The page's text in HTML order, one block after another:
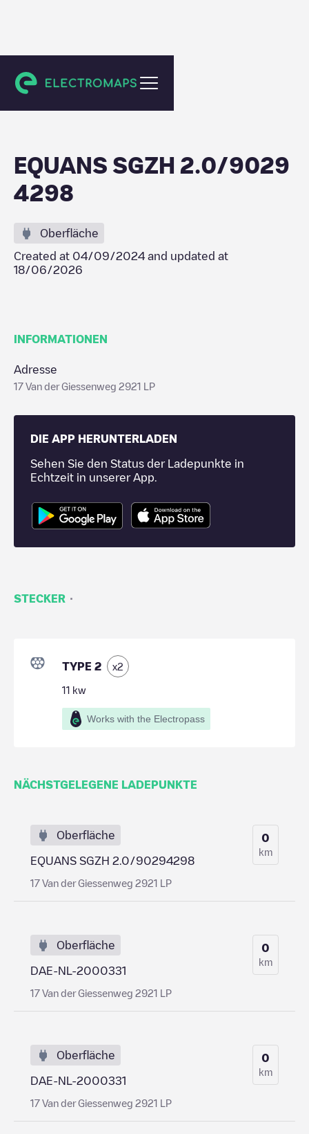
Krimpen aan den IJssel
EQUANS SGZH 2.0/9029
4298
Oberfläche
Created at 04/09/2024 and updated at
18/06/2026
INFORMATIONEN
Adresse
17 Van der Giessenweg 2921 LP
DIE APP HERUNTERLADEN
Sehen Sie den Status der Ladepunkte in
Echtzeit in unserer App.
STECKER ·
TYPE 2 x2
11 kw
Works with the Electropass
NÄCHSTGELEGENE LADEPUNKTE
Oberfläche
EQUANS SGZH 2.0/90294298
17 Van der Giessenweg 2921 LP
0
km
Oberfläche
DAE-NL-2000331
17 Van der Giessenweg 2921 LP
0
km
Oberfläche
DAE-NL-2000331
17 Van der Giessenweg 2921 LP
0
km